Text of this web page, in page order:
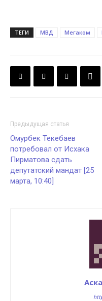
ТЕГИ МВД Мегаком
Предыдущая статья
Омурбек Текебаев
потребовал от Исхака
Пирматова сдать
депутатский мандат [25
марта, 10:40]